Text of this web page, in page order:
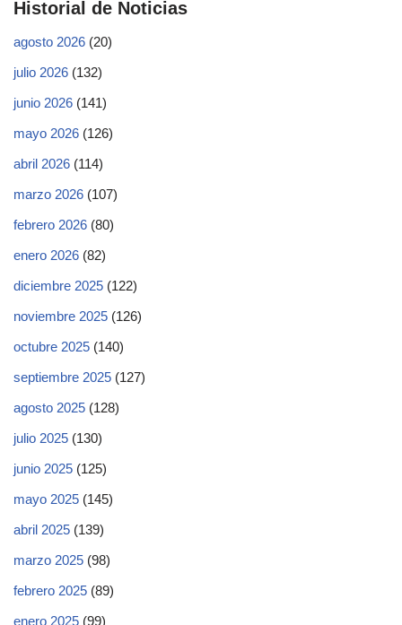
Historial de Noticias
agosto 2026 (20)
julio 2026 (132)
junio 2026 (141)
mayo 2026 (126)
abril 2026 (114)
marzo 2026 (107)
febrero 2026 (80)
enero 2026 (82)
diciembre 2025 (122)
noviembre 2025 (126)
octubre 2025 (140)
septiembre 2025 (127)
agosto 2025 (128)
julio 2025 (130)
junio 2025 (125)
mayo 2025 (145)
abril 2025 (139)
marzo 2025 (98)
febrero 2025 (89)
enero 2025 (99)